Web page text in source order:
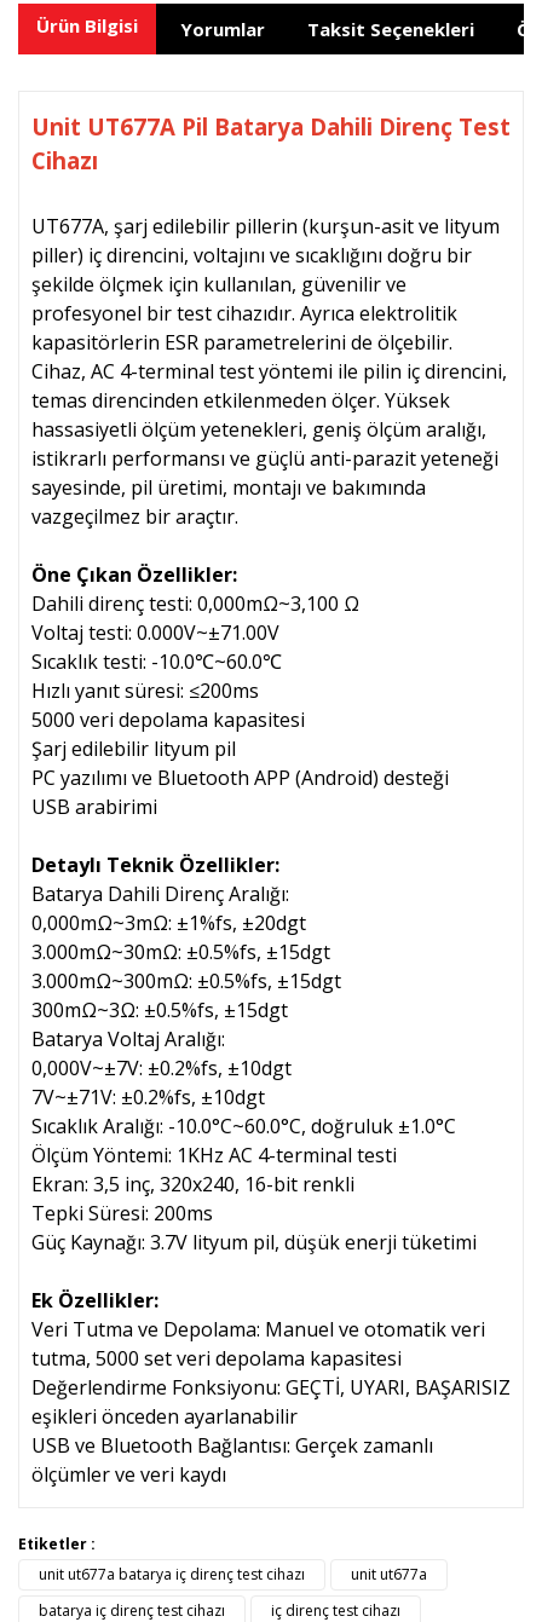
Ürün Bilgisi Yorumlar Taksit Seçenekleri
Unit UT677A Pil Batarya Dahili Direnç Test
Cihazı
UT677A, şarj edilebilir pillerin (kurşun-asit ve lityum
piller) iç direncini, voltajını ve sıcaklığını doğru bir
şekilde ölçmek için kullanılan, güvenilir ve
profesyonel bir test cihazıdır. Ayrıca elektrolitik
kapasitörlerin ESR parametrelerini de ölçebilir.
Cihaz, AC 4-terminal test yöntemi ile pilin iç direncini,
temas direncinden etkilenmeden ölçer. Yüksek
hassasiyetli ölçüm yetenekleri, geniş ölçüm aralığı,
istikrarlı performansı ve güçlü anti-parazit yeteneği
sayesinde, pil üretimi, montajı ve bakımında
vazgeçilmez bir araçtır.
Öne Çıkan Özellikler:
Dahili direnç testi: 0,000mΩ~3,100 Ω
Voltaj testi: 0.000V~±71.00V
Sıcaklık testi: -10.0℃~60.0℃
Hızlı yanıt süresi: ≤200ms
5000 veri depolama kapasitesi
Şarj edilebilir lityum pil
PC yazılımı ve Bluetooth APP (Android) desteği
USB arabirimi
Detaylı Teknik Özellikler:
Batarya Dahili Direnç Aralığı:
0,000mΩ~3mΩ: ±1%fs, ±20dgt
3.000mΩ~30mΩ: ±0.5%fs, ±15dgt
3.000mΩ~300mΩ: ±0.5%fs, ±15dgt
300mΩ~3Ω: ±0.5%fs, ±15dgt
Batarya Voltaj Aralığı:
0,000V~±7V: ±0.2%fs, ±10dgt
7V~±71V: ±0.2%fs, ±10dgt
Sıcaklık Aralığı: -10.0°C~60.0°C, doğruluk ±1.0°C
Ölçüm Yöntemi: 1KHz AC 4-terminal testi
Ekran: 3,5 inç, 320x240, 16-bit renkli
Tepki Süresi: 200ms
Güç Kaynağı: 3.7V lityum pil, düşük enerji tüketimi
Ek Özellikler:
Veri Tutma ve Depolama: Manuel ve otomatik veri
tutma, 5000 set veri depolama kapasitesi
Değerlendirme Fonksiyonu: GEÇTİ, UYARI, BAŞARISIZ
eşikleri önceden ayarlanabilir
USB ve Bluetooth Bağlantısı: Gerçek zamanlı
ölçümler ve veri kaydı
Bu ürüne ilk yorumu siz yapın!
Bu ürünün fiyat bilgisi, resim, ürün açıklamalarında ve diğer
konularda yetersiz gördüğünüz noktaları öneri formunu
kullanarak tarafımıza iletebilirsiniz.
Görüş ve önerileriniz için teşekkür ederiz.
Etiketler :
unit ut677a batarya iç direnç test cihazı
unit ut677a
batarya iç direnç test cihazı
iç direnç test cihazı